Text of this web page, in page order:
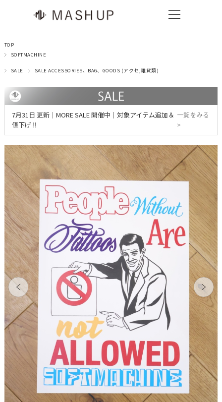
TOP
SOFTMACHINE
SALE SALE ACCESSORIES、BAG、GOODS (アクセ,雑貨類)
7月31日 更新｜MORE SALE 開催中｜対象アイテム追加＆
値下げ ‼
一覧をみる
>